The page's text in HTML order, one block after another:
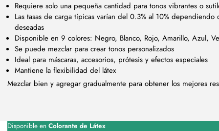
Requiere solo una pequeña cantidad para tonos vibrantes o
Las tasas de carga típicas varían del 0.3% al 10%
deseadas
Disponible en 9 colores: Negro, Blanco, Rojo, Amarillo, Azul,
Se puede mezclar para crear tonos personalizados
Ideal para máscaras, accesorios, prótesis y efectos especiales
Mantiene la flexibilidad del látex
Mezclar bien y agregar gradualmente para obtener los mejores
Disponible en Colorante de Látex